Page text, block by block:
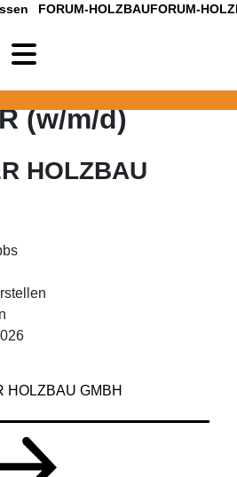
FORUM-HOLZBAUFORUM-
(w/m/d)
HOLZBAU